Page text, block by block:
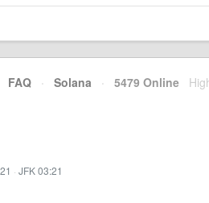
FAQ · Solana · 5479 Online
· JFK 03:21